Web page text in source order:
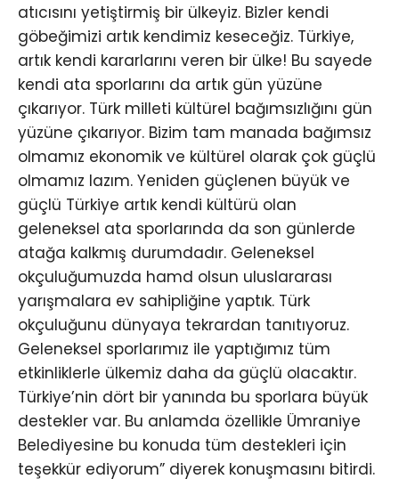
atıcısını yetiştirmiş bir ülkeyiz. Bizler kendi
göbeğimizi artık kendimiz keseceğiz. Türkiye,
artık kendi kararlarını veren bir ülke! Bu sayede
kendi ata sporlarını da artık gün yüzüne
çıkarıyor. Türk milleti kültürel bağımsızlığını gün
yüzüne çıkarıyor. Bizim tam manada bağımsız
olmamız ekonomik ve kültürel olarak çok güçlü
olmamız lazım. Yeniden güçlenen büyük ve
güçlü Türkiye artık kendi kültürü olan
geleneksel ata sporlarında da son günlerde
atağa kalkmış durumdadır. Geleneksel
okçuluğumuzda hamd olsun uluslararası
yarışmalara ev sahipliğine yaptık. Türk
okçuluğunu dünyaya tekrardan tanıtıyoruz.
Geleneksel sporlarımız ile yaptığımız tüm
etkinliklerle ülkemiz daha da güçlü olacaktır.
Türkiye’nin dört bir yanında bu sporlara büyük
destekler var. Bu anlamda özellikle Ümraniye
Belediyesine bu konuda tüm destekleri için
teşekkür ediyorum” diyerek konuşmasını bitirdi.